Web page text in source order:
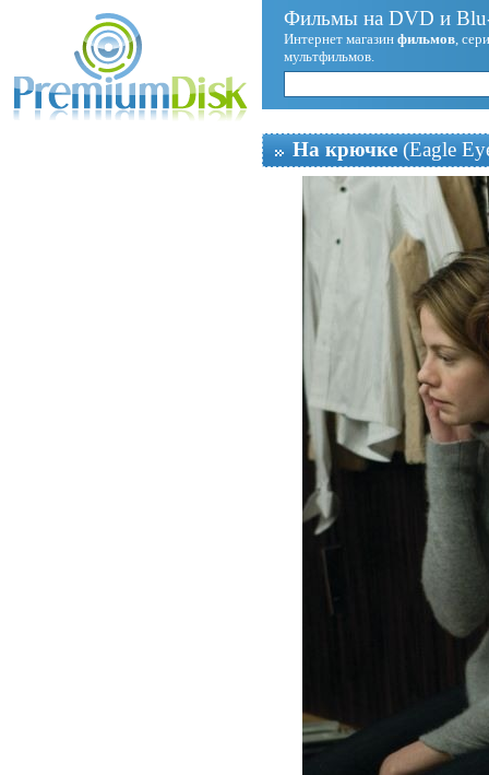
Фильмы на DVD и
Интернет магазин фильмов,
мультфильмов.
На крючке (Eagle